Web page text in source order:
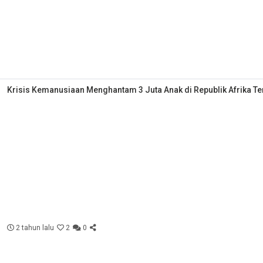
Krisis Kemanusiaan Menghantam 3 Juta Anak di Republik Afrika
2 tahun lalu 2 0